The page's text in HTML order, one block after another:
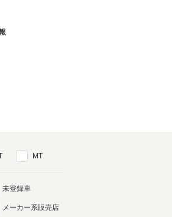
MT
未登録車
メーカー系販売店